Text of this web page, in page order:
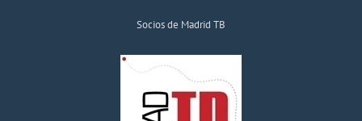
Socios de Madrid TB